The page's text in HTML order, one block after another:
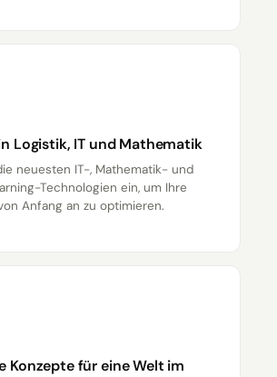
Logistik, IT und Mathematik
neuesten IT-, Mathematik- und
Technologien ein, um Ihre
Anfang an zu optimieren.
Konzepte für eine Welt im